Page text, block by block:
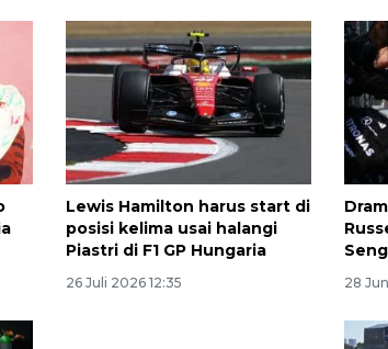
Lewis Hamilton harus start di
posisi kelima usai halangi
Piastri di F1 GP Hungaria
26 Juli 2026 12:35 28
Pigai:
tetap
penegak
29 Juli 2026